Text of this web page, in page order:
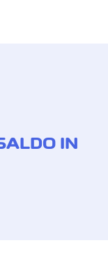
IN